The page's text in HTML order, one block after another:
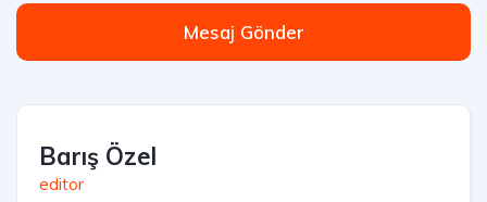
Mesaj Gönder
Barış Özel
editor